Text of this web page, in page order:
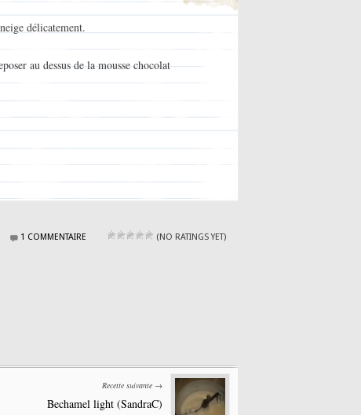
délicatement.
au dessus de la mousse chocolat
1 COMMENTAIRE (NO RATINGS YET)
Recette suivante →
Bechamel light (SandraC)